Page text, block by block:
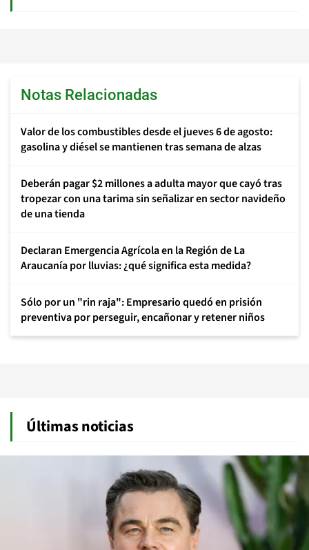
Notas Relacionadas
Valor de los combustibles desde el jueves 6 de agosto:
gasolina y diésel se mantienen tras semana de alzas
Deberán pagar $2 millones a adulta mayor que cayó tras
tropezar con una tarima sin señalizar en sector navideño
de una tienda
Declaran Emergencia Agrícola en la Región de La
Araucanía por lluvias: ¿qué significa esta medida?
Sólo por un "rin raja": Empresario quedó en prisión
preventiva por perseguir, encañonar y retener niños
Últimas noticias